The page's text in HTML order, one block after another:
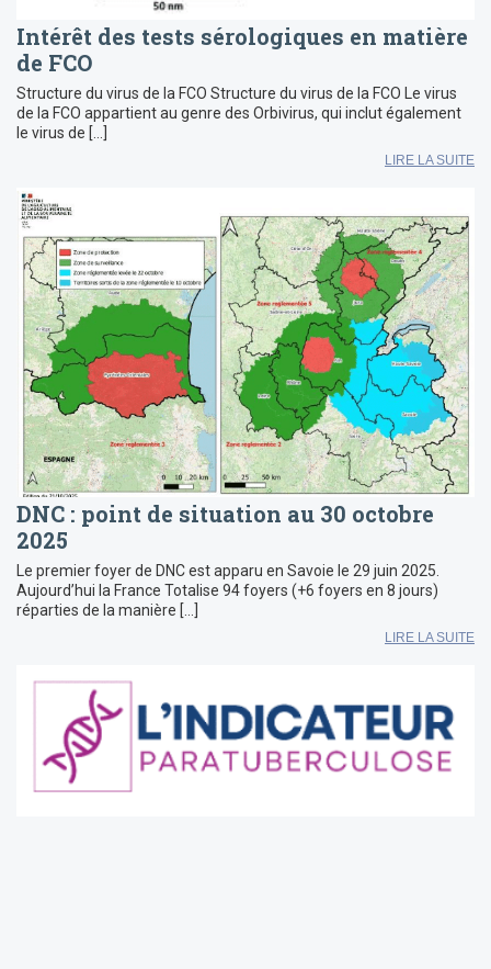
Intérêt des tests sérologiques en matière
de FCO
Structure du virus de la FCO Structure du virus de la FCO Le virus
de la FCO appartient au genre des Orbivirus, qui inclut également
le virus de […]
LIRE LA SUITE
DNC : point de situation au 30 octobre
2025
Le premier foyer de DNC est apparu en Savoie le 29 juin 2025.
Aujourd’hui la France Totalise 94 foyers (+6 foyers en 8 jours)
réparties de la manière […]
LIRE LA SUITE